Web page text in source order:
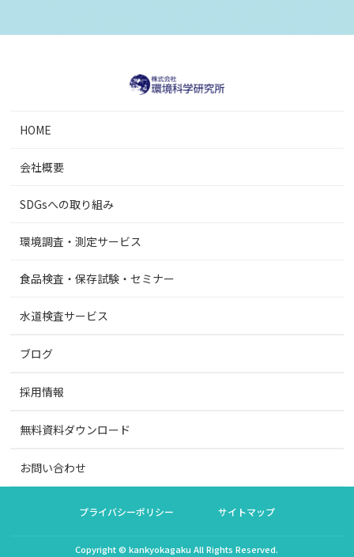
HOME
会社概要
SDGsへの取り組み
環境調査・測定サービス
食品検査・保存試験・セミナー
水道検査サービス
ブログ
採用情報
無料資料ダウンロード
お問い合わせ
プライバシーポリシー サイトマップ
Copyright © kankyokagaku All Rights Reserved.